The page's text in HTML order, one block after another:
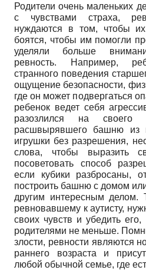
Родители очень маленьких
с чувствами страха,
нуждаются в том, чтобы их
боятся, чтобы им помогли
уделяли больше
ревность. Например,
странного поведения
ощущение безопасности,
где он может подвергаться
ребенок ведет себя
разозлился на
расшвырявшего башню из
игрушки без разрешения,
слова, чтобы выразить
посоветовать способ
если кубики разбросаны,
построить башню с домом
другим интересным делом.
ревновавшему к аутисту,
своих чувств и убедить
родителями не меньше.
злости, ревности являются
раннего возраста и
любой обычной семье, где